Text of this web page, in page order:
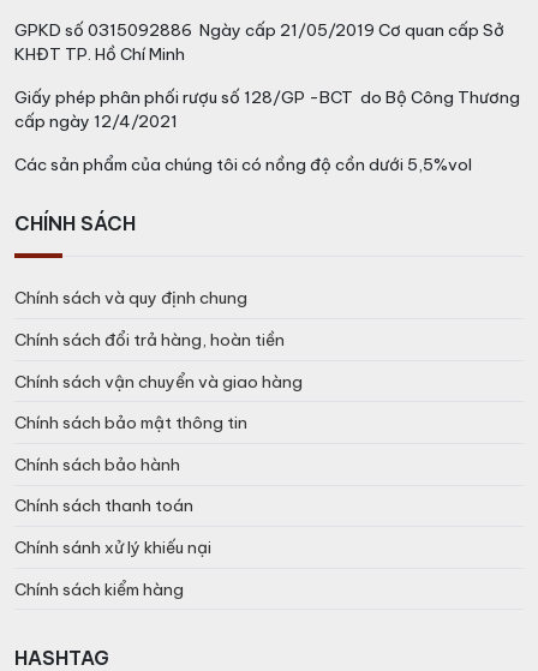
GPKD số 0315092886 Ngày cấp 21/05/2019 Cơ quan cấp Sở
KHĐT TP. Hồ Chí Minh
Giấy phép phân phối rượu số 128/GP -BCT do Bộ Công Thương
cấp ngày 12/4/2021
Các sản phẩm của chúng tôi có nồng độ cồn dưới 5,5%vol
CHÍNH SÁCH
Chính sách và quy định chung
Chính sách đổi trả hàng, hoàn tiền
Chính sách vận chuyển và giao hàng
Chính sách bảo mật thông tin
Chính sách bảo hành
Chính sách thanh toán
Chính sánh xử lý khiếu nại
Chính sách kiểm hàng
HASHTAG